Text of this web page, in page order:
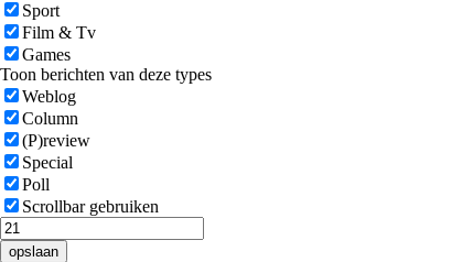
Sport
Film & Tv
Games
Toon berichten van deze types
Weblog
Column
(P)review
Special
Poll
Scrollbar gebruiken
opslaan